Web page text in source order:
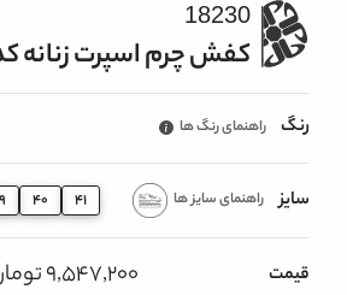
18230
کفش چرم اسپرت زنانه کد 18230
رنگ راهنمای رنگ ها
سایز راهنمای سایز ها 39 40
قیمت 9,547,200 تومان